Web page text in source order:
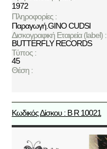
1972
Πληροφορίες :
Παραγωγή.GINO CUDSI
Δισκογραφική Εταιρεία (label) :
BUTTERFLY RECORDS
Τύπος :
45
Θέση :
Κωδικός Δίσκου : B R 10021